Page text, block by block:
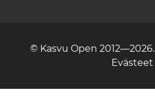
© Kasvu Open 2012—2026.
Evästeet